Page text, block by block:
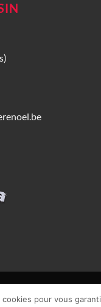
: BE0840965749 | Site
pour vous